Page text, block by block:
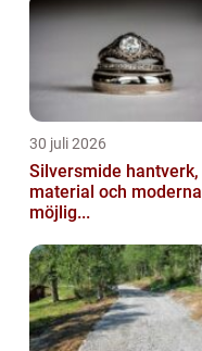
30 juli 2026
Silversmide hantverk,
material och moderna
möjlig...